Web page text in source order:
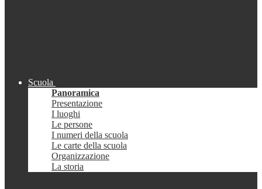
Scuola
Panoramica
Presentazione
I luoghi
Le persone
I numeri della scuola
Le carte della scuola
Organizzazione
La storia